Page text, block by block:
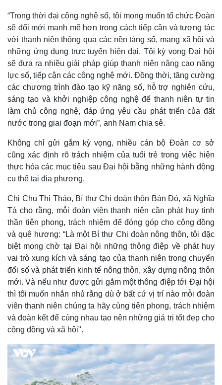
Kinh tế
Bất động sản
Thị trường
Giá vàng
Tỷ giá
Chứng khoán
Giá cà phê
“Trong thời đại công nghệ số, tôi mong muốn tổ chức Đoàn
sẽ đổi mới mạnh mẽ hơn trong cách tiếp cận và tương tác
với thanh niên thông qua các nền tảng số, mạng xã hội và
những ứng dụng trực tuyến hiện đại. Tôi kỳ vọng Đại hội
sẽ đưa ra nhiều giải pháp giúp thanh niên nâng cao năng
lực số, tiếp cận các công nghệ mới. Đồng thời, tăng cường
các chương trình đào tạo kỹ năng số, hỗ trợ nghiên cứu,
sáng tạo và khởi nghiệp công nghệ để thanh niên tự tin
làm chủ công nghệ, đáp ứng yêu cầu phát triển của đất
nước trong giai đoạn mới”, anh Nam chia sẻ.
Không chỉ gửi gắm kỳ vọng, nhiều cán bộ Đoàn cơ sở
cũng xác định rõ trách nhiệm của tuổi trẻ trong việc hiện
thực hóa các mục tiêu sau Đại hội bằng những hành động
cụ thể tại địa phương.
Chị Chu Thị Thảo, Bí thư Chi đoàn thôn Bản Đó, xã Nghĩa
Tá cho rằng, mỗi đoàn viên thanh niên cần phát huy tinh
thần tiên phong, trách nhiệm để đóng góp cho cộng đồng
và quê hương: “Là một Bí thư Chi đoàn nông thôn, tôi đặc
biệt mong chờ tại Đại hội những thông điệp về phát huy
vai trò xung kích và sáng tạo của thanh niên trong chuyển
đổi số và phát triển kinh tế nông thôn, xây dựng nông thôn
mới. Và nếu như được gửi gắm một thông điệp tới Đại hội
thì tôi muốn nhắn nhủ rằng dù ở bất cứ vị trí nào mỗi đoàn
viên thanh niên chúng ta hãy cùng tiên phong, trách nhiệm
và đoàn kết để cùng nhau tạo nên những giá trị tốt đẹp cho
cộng đồng và xã hội".